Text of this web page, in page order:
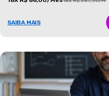
SAIBA MAIS